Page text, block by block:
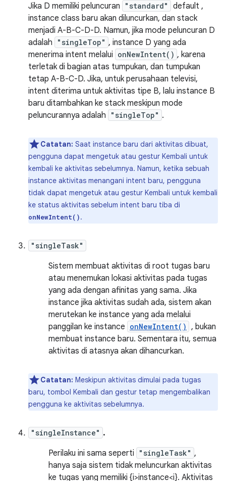
Jika D memiliki peluncuran
"standard"
default ,
instance class baru akan diluncurkan, dan stack
menjadi A-B-C-D-D. Namun, jika mode peluncuran D
adalah
"singleTop" , instance D yang ada
menerima intent melalui onNewIntent() , karena
terletak di bagian atas tumpukan, dan tumpukan
tetap A-B-C-D. Jika, untuk perusahaan televisi,
intent diterima untuk aktivitas tipe B, lalu instance B
baru ditambahkan ke stack meskipun mode
peluncurannya adalah
"singleTop" .
Catatan: Saat instance baru dari aktivitas dibuat,
pengguna dapat mengetuk atau gestur Kembali untuk
kembali ke aktivitas sebelumnya. Namun, ketika sebuah
instance aktivitas menangani intent baru, pengguna
tidak dapat mengetuk atau gestur Kembali untuk kembali
ke status aktivitas sebelum intent baru tiba di
onNewIntent().
"singleTask"
Sistem membuat aktivitas di root tugas baru
atau menemukan lokasi aktivitas pada tugas
yang ada dengan afinitas yang sama. Jika
instance jika aktivitas sudah ada, sistem akan
merutekan ke instance yang ada melalui
panggilan ke instance onNewIntent() , bukan
membuat instance baru. Sementara itu, semua
aktivitas di atasnya akan dihancurkan.
Catatan: Meskipun aktivitas dimulai pada tugas
baru, tombol Kembali dan gestur tetap mengembalikan
pengguna ke aktivitas sebelumnya.
"singleInstance" .
Perilaku ini sama seperti
"singleTask" ,
hanya saja sistem tidak meluncurkan aktivitas
ke tugas yang memiliki {i>instance<i}. Aktivitas